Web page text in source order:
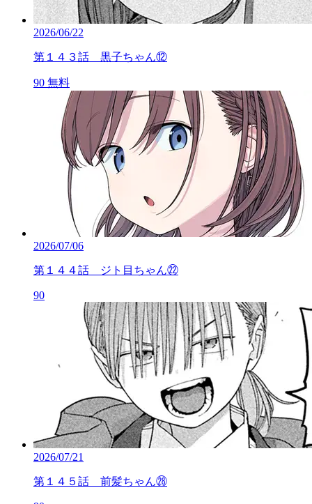
2026/06/22
第１４３話 黒子ちゃん⑫
90 無料
2026/07/06
第１４４話 ジト目ちゃん㉒
90
2026/07/21
第１４５話 前髪ちゃん㉘